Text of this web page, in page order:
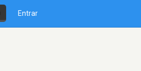
Entrar